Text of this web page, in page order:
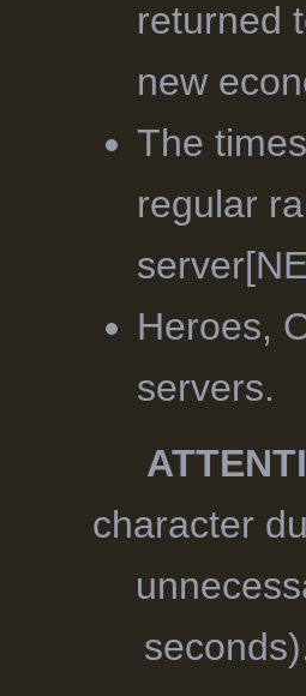
returned
new
The
regular
Heroes,
servers.
character